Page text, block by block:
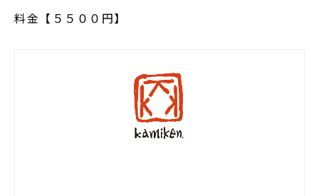
料金【５５００円】